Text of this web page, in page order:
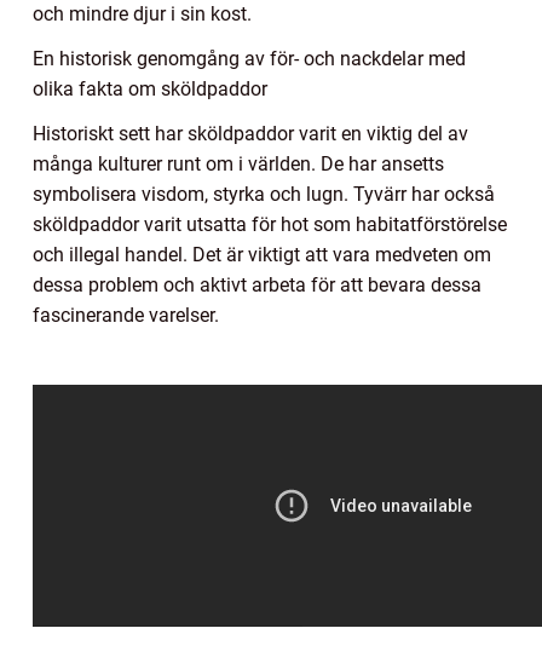
och mindre djur i sin kost.
En historisk genomgång av för- och nackdelar med
olika fakta om sköldpaddor
Historiskt sett har sköldpaddor varit en viktig del av
många kulturer runt om i världen. De har ansetts
symbolisera visdom, styrka och lugn. Tyvärr har också
sköldpaddor varit utsatta för hot som habitatförstörelse
och illegal handel. Det är viktigt att vara medveten om
dessa problem och aktivt arbeta för att bevara dessa
fascinerande varelser.